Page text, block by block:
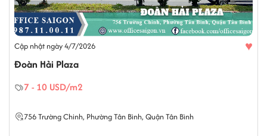
Cập nhật ngày 4/7/2026 ♥
Đoàn Hải Plaza
7 - 10 USD/m2
756Trường Chinh, Phường Tân Bình, Quận Tân Bình